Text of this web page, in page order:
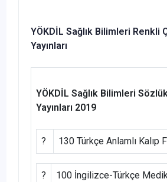
YÖKDİL Sağlık Bilimleri Renkli
Yayınları
YÖKDİL Sağlık Bilimleri
Yayınları 2019
? 130 Türkçe Anlamlı Kalıp
?
100 İngilizce-Türkçe